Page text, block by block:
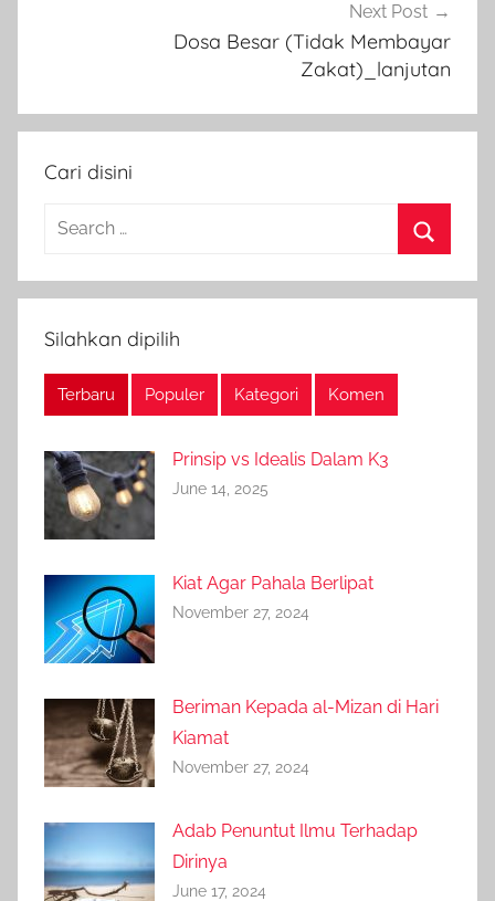
Next Post
Dosa Besar (Tidak Membayar
Zakat)_lanjutan
Cari disini
Search
Silahkan dipilih
Terbaru Populer Kategori Komen
Prinsip vs Idealis Dalam K3
June 14, 2025
Kiat Agar Pahala Berlipat
November 27, 2024
Beriman Kepada al-Mizan di Hari
Kiamat
November 27, 2024
Adab Penuntut Ilmu Terhadap
Dirinya
June 17, 2024